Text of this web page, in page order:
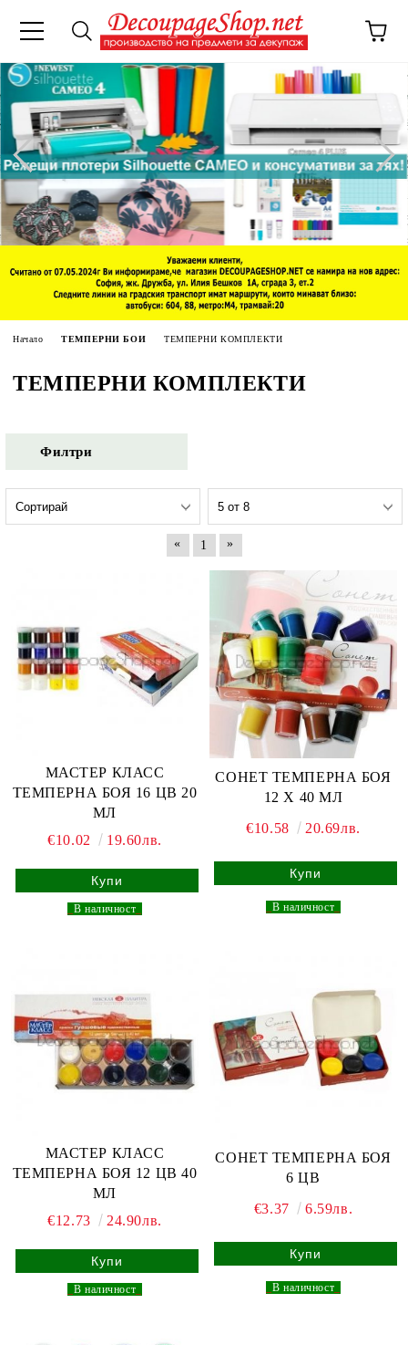
Начало ТЕМПЕРНИ БОИ ТЕМПЕРНИ КОМПЛЕКТИ
ТЕМПЕРНИ КОМПЛЕКТИ
Филтри
« 1 »
МАСТЕР КЛАСС
ТЕМПЕРНА БОЯ 16 ЦВ 20
МЛ
€10.02
19.60лв.
В наличност
СОНЕТ ТЕМПЕРНА БОЯ
12 X 40 МЛ
€10.58 20.69лв.
В наличност
МАСТЕР КЛАСС
ТЕМПЕРНА БОЯ 12 ЦВ 40
МЛ
€12.73
24.90лв.
В наличност
СОНЕТ ТЕМПЕРНА БОЯ
6 ЦВ
€3.37 6.59лв.
В наличност